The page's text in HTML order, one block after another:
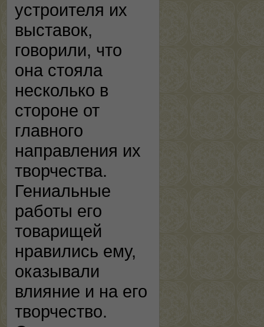
устроителя их
выставок,
говорили, что
она стояла
несколько в
стороне от
главного
направления их
творчества.
Гениальные
работы его
товарищей
нравились ему,
оказывали
влияние и на его
творчество.